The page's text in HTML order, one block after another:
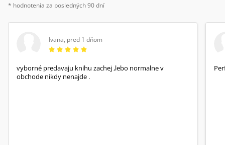
* hodnotenia za posledných 90 dní
Ivana, pred 1 dňom
vyborné predavaju knihu zachej ,lebo normalne v
obchode nikdy nenajde .